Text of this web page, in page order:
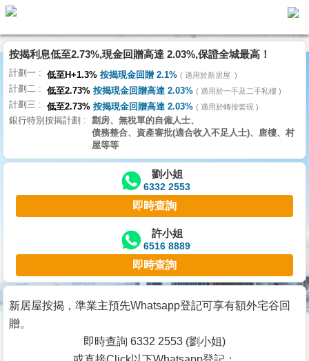
代
理
主
頁
搵
樓/
交
業
主
宅
谷
按
按揭利息低至2.73%,現金回贈高達 2.03%,保證全城最高！
計劃一 低至H+1.3% 按揭現金回贈 2.1% 適用於新居屋
計劃二 低至2.73% 按揭現金回贈高達 2.03% 適用於一手及二手私樓
計劃三 低至2.73% 按揭現金回贈高達 2.03% 適用於轉按套現
銀行特別按揭計劃
劏房、無稅單的自僱人士、
債務整合、資產審批(適合收入不足人士)、唐樓、村
屋等等
劉小姐
6332 2553
即時查詢
許小姐
6516 8889
即時查詢
新居屋按揭，準業主預先Whatsapp登記可享有額外宅谷回
贈。
即時查詢 6332 2553 (劉小姐)